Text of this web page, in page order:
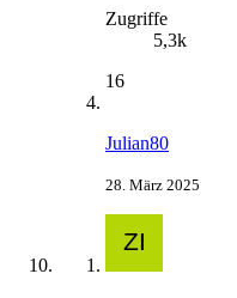
Zugriffe
5,3k
16
Julian80
28. März 2025